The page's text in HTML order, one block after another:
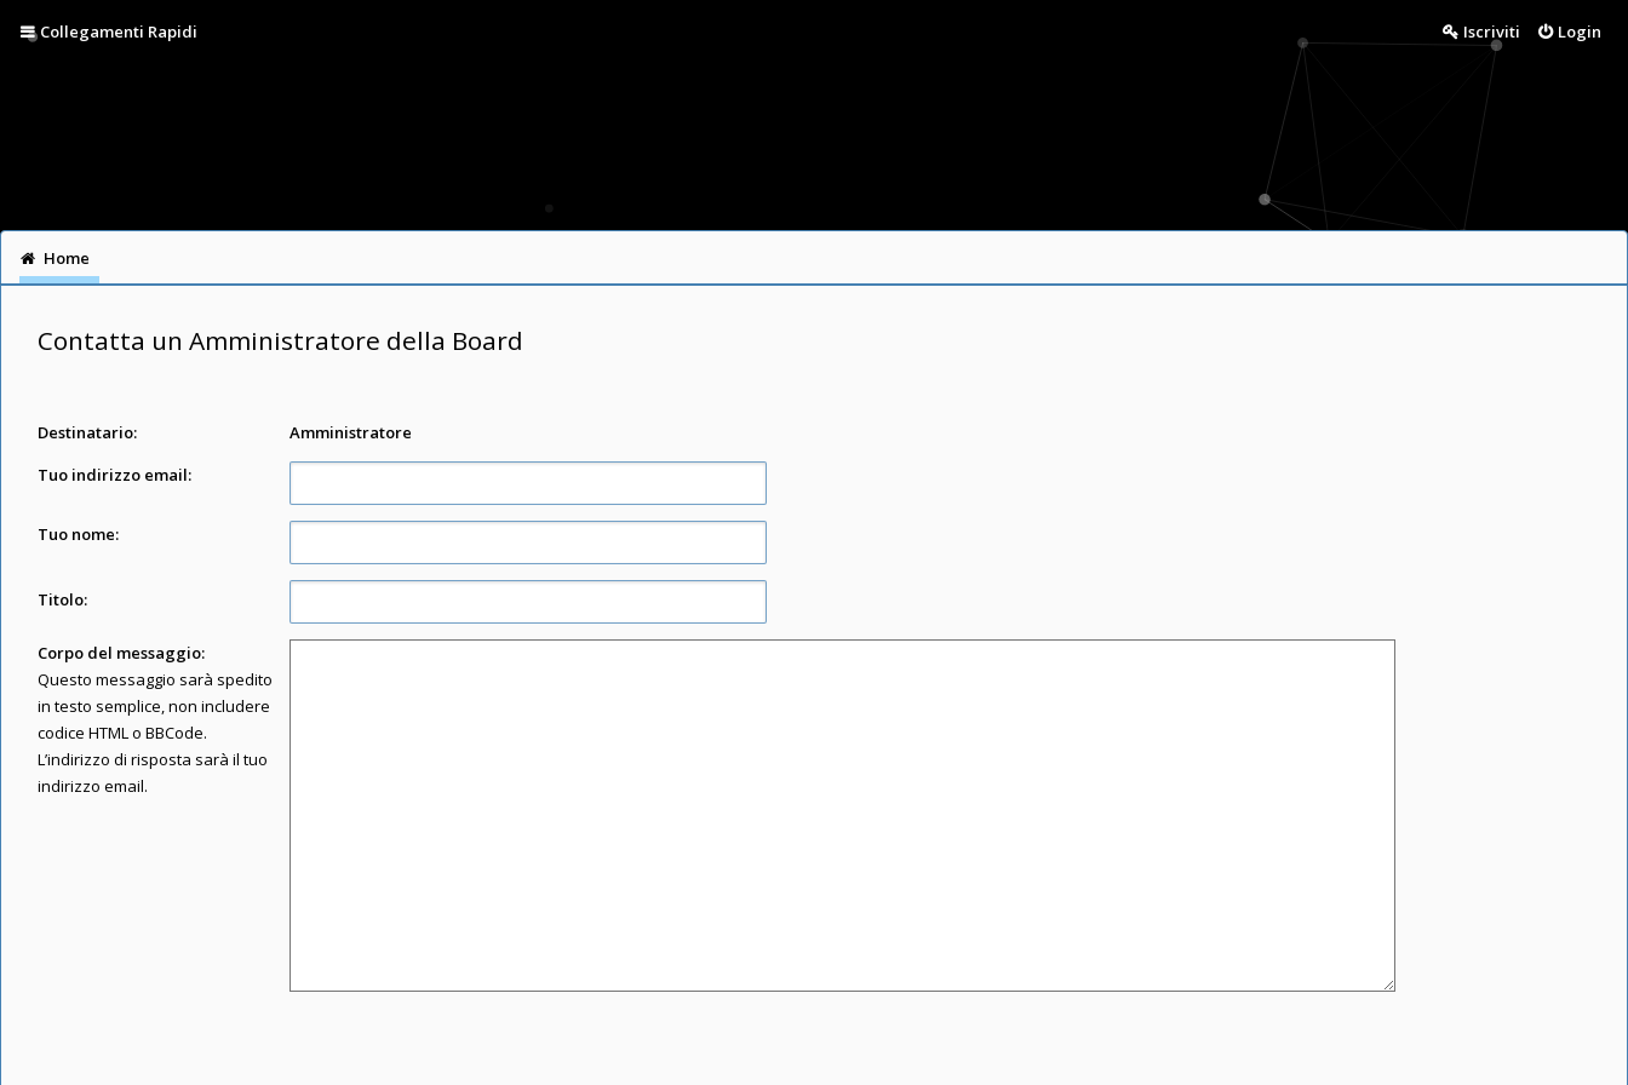
Collegamenti Rapidi Login
Iscriviti
Home
Contatta un Amministratore della Board
Destinatario:
Amministratore
Tuo indirizzo email:
Tuo nome:
Titolo:
Corpo del messaggio:
Questo messaggio sarà spedito
in testo semplice, non includere
codice HTML o BBCode.
L’indirizzo di risposta sarà il tuo
indirizzo email.